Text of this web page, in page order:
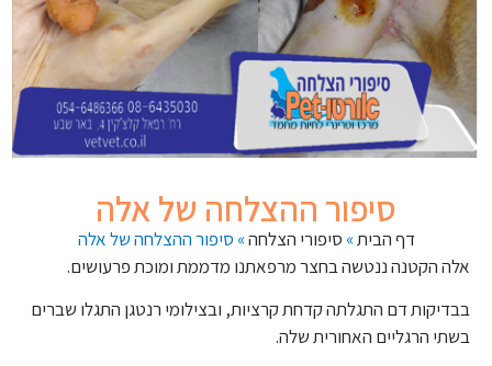
סיפור ההצלחה של אלה
דף הבית» סיפורי הצלחה» סיפור ההצלחה של אלה
אלה הקטנה ננטשה בחצר מרפאתנו מדממת ומוכת פרעושים.
בבדיקות דם התגלתה קדחת קרציות, ובצילומי רנטגן התגלו שברים
בשתי הרגליים האחורית שלה.